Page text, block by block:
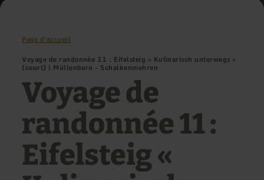
Page d'accueil
Voyage de randonnée 11 : Eifelsteig « Kulinarisch unterwegs »
(court) | Müllenborn - Schalkenmehren
Voyage de
randonnée 11 :
Eifelsteig «